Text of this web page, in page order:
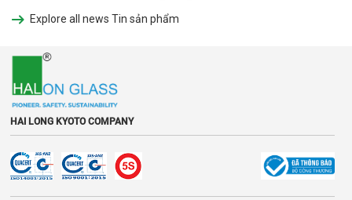
Explore all news Tin sản phẩm
HAI LONG KYOTO COMPANY